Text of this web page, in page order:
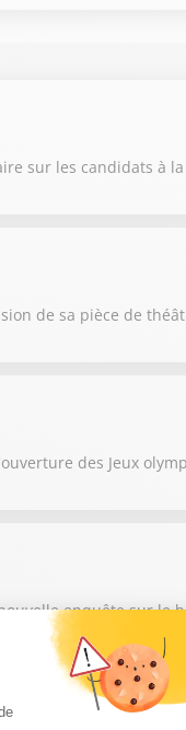
sur les candidats à
de sa pièce de
des Jeux
enquête sur le